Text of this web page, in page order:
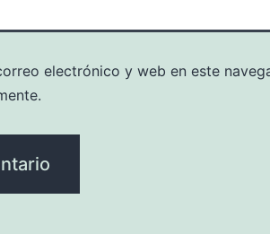
electrónico y web en este